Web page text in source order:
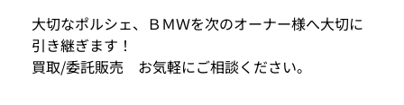
大切なポルシェ、ＢＭＷを次のオーナー様へ大切に
引き継ぎます！
買取/委託販売 お気軽にご相談ください。